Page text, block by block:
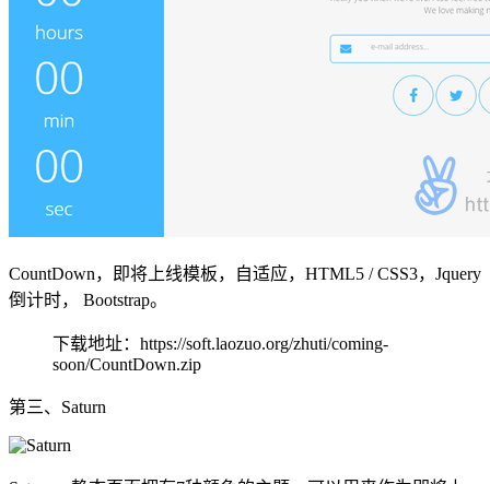
CountDown，即将上线模板，自适应，HTML5 / CSS3，Jquery
倒计时， Bootstrap。
下载地址：https://soft.laozuo.org/zhuti/coming-
soon/CountDown.zip
第三、Saturn